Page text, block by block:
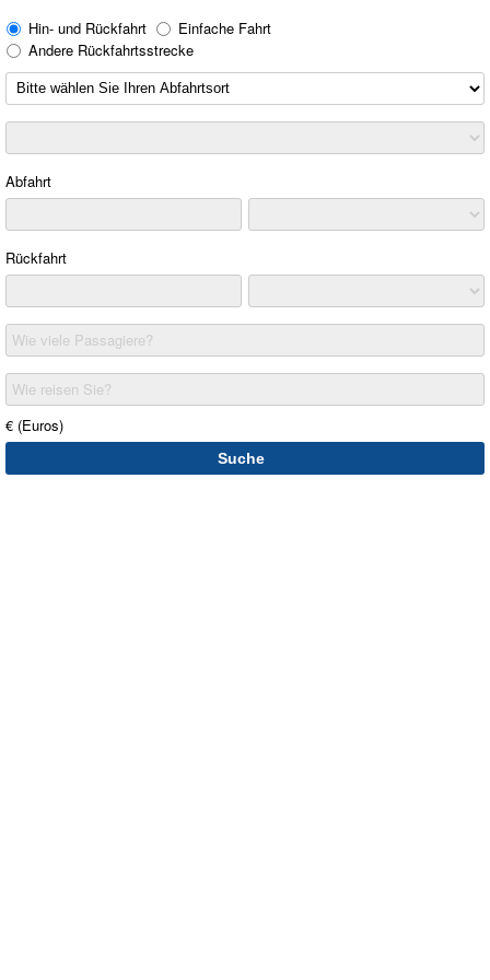
Hin- und Rückfahrt
Einfache Fahrt
Andere Rückfahrtsstrecke
Abfahrt
Rückfahrt
Wie viele Passagiere?
Wie reisen Sie?
€ (Euros)
Suche